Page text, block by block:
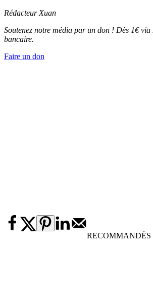
Rédacteur Xuan
Soutenez notre média par un don ! Dès 1€
bancaire.
Faire un don
RECOMMANDÉS